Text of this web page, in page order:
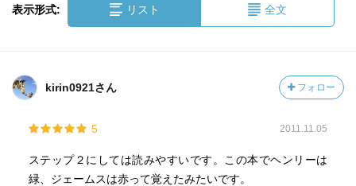
表示形式: リスト 全文
kirin0921さん フォロー
5 2011.11.05
ステップ２にしては読みやすいです。この本でヘンリーは
緑、ジェームスは赤って覚えたみたいです。